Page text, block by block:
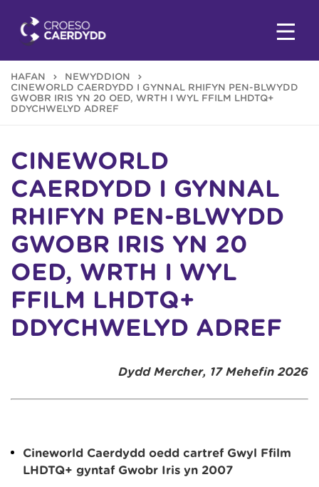
HAFAN
NEWYDDION
CINEWORLD CAERDYDD I GYNNAL RHIFYN PEN-BLWYDD
GWOBR IRIS YN 20 OED, WRTH I ŴYL FFILM LHDTQ+
DDYCHWELYD ADREF
CINEWORLD
CAERDYDD I GYNNAL
RHIFYN PEN-BLWYDD
GWOBR IRIS YN 20
OED, WRTH I ŴYL
FFILM LHDTQ+
DDYCHWELYD ADREF
Dydd Mercher, 17 Mehefin 2026
Cineworld Caerdydd oedd cartref Gŵyl Ffilm
LHDTQ+ gyntaf Gwobr Iris yn 2007